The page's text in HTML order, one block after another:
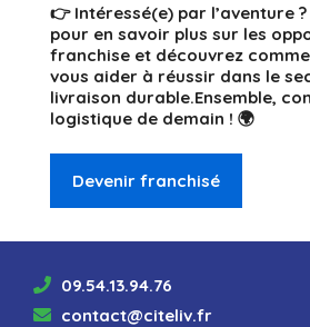
👉 Intéressé(e) par l’aventure ?
pour en savoir plus sur les
franchise et découvrez
vous aider à réussir dans le
livraison durable.Ensemble,
logistique de demain ! 🌍
Devenir franchisé
09.54.13.94.76
contact@citeliv.fr